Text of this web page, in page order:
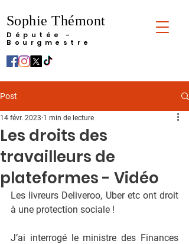
Sophie Thémont
Députée -
Bourgmestre
Post
Les droits des
travailleurs de
plateformes - Vidéo
14 févr. 2023 1 min de lecture
Les livreurs Deliveroo, Uber etc ont droit
à une protection sociale !
J’ai interrogé le ministre des Finances